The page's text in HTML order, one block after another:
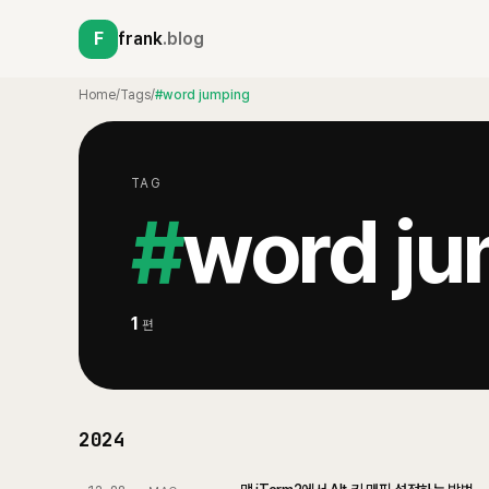
F frank.blog
Home/Tags/#word jumping
TAG
#word
1 편
2024